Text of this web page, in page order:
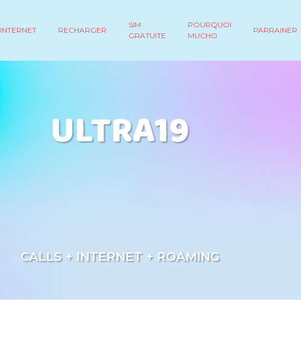
INTERNET RECHARGER
SIM
GRATUITE
POURQUOI
MUCHO
PARRAINER
ULTRA19
CALLS + INTERNET + ROAMING